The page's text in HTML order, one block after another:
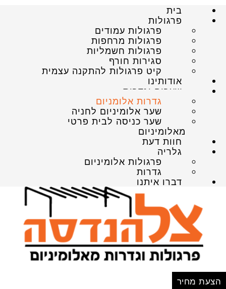
בית
פרגולות
פרגולות עמודים
פרגולות מרחפות
פרגולות חשמליות
סגירות חורף
קיט פרגולות להתקנה עצמית
אודותינו
שערים וגדרות
גדרות אלומניום
שער אלומיניום לחניה
שער כניסה לבית פרטי
מאלומיניום
חוות דעת
גלריה
פרגולות אלומיניום
גדרות
דברו איתנו
הצעת מחיר